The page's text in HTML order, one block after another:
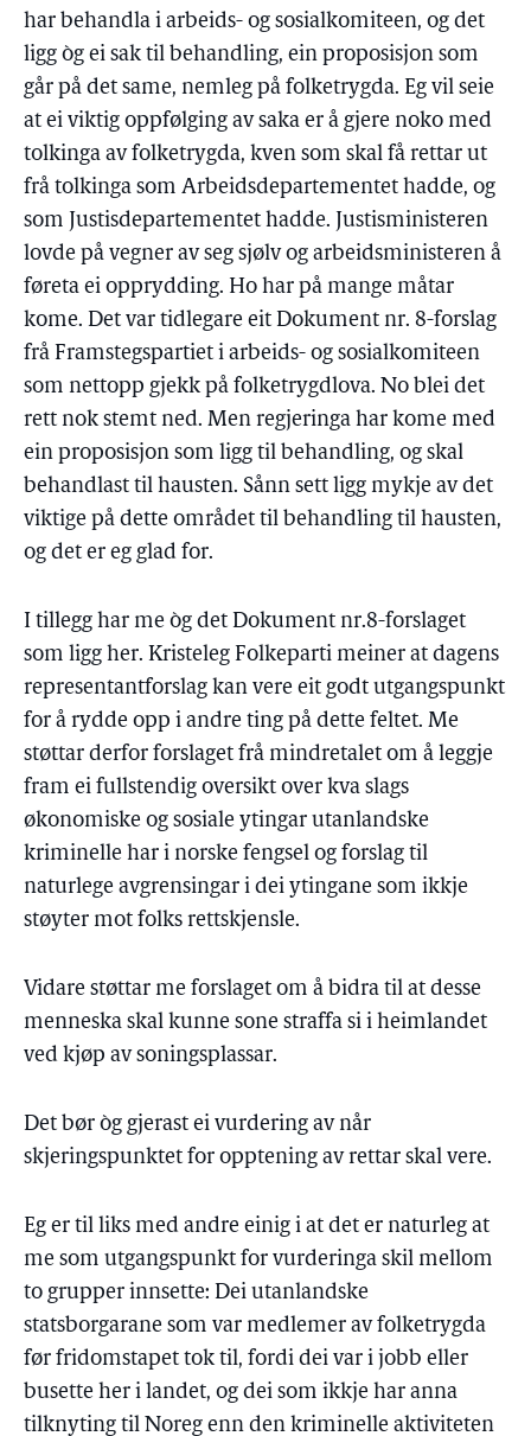
har behandla i arbeids- og sosialkomiteen, og det
ligg òg ei sak til behandling, ein proposisjon som
går på det same, nemleg på folketrygda. Eg vil seie
at ei viktig oppfølging av saka er å gjere noko med
tolkinga av folketrygda, kven som skal få rettar ut
frå tolkinga som Arbeidsdepartementet hadde, og
som Justisdepartementet hadde. Justisministeren
lovde på vegner av seg sjølv og arbeidsministeren å
føreta ei opprydding. Ho har på mange måtar
kome. Det var tidlegare eit Dokument nr. 8-forslag
frå Framstegspartiet i arbeids- og sosialkomiteen
som nettopp gjekk på folketrygdlova. No blei det
rett nok stemt ned. Men regjeringa har kome med
ein proposisjon som ligg til behandling, og skal
behandlast til hausten. Sånn sett ligg mykje av det
viktige på dette området til behandling til hausten,
og det er eg glad for.
I tillegg har me òg det Dokument nr.8-forslaget
som ligg her. Kristeleg Folkeparti meiner at dagens
representantforslag kan vere eit godt utgangspunkt
for å rydde opp i andre ting på dette feltet. Me
støttar derfor forslaget frå mindretalet om å leggje
fram ei fullstendig oversikt over kva slags
økonomiske og sosiale ytingar utanlandske
kriminelle har i norske fengsel og forslag til
naturlege avgrensingar i dei ytingane som ikkje
støyter mot folks rettskjensle.
Vidare støttar me forslaget om å bidra til at desse
menneska skal kunne sone straffa si i heimlandet
ved kjøp av soningsplassar.
Det bør òg gjerast ei vurdering av når
skjeringspunktet for opptening av rettar skal vere.
Eg er til liks med andre einig i at det er naturleg at
me som utgangspunkt for vurderinga skil mellom
to grupper innsette: Dei utanlandske
statsborgarane som var medlemer av folketrygda
før fridomstapet tok til, fordi dei var i jobb eller
busette her i landet, og dei som ikkje har anna
tilknyting til Noreg enn den kriminelle aktiviteten